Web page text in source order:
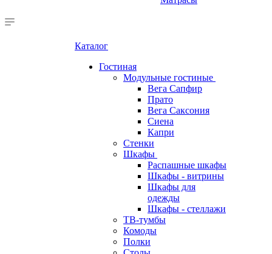
Каталог
Гостиная
Модульные гостиные
Вега Сапфир
Прато
Вега Саксония
Сиена
Капри
Стенки
Шкафы
Распашные шкафы
Шкафы - витрины
Шкафы для
одежды
Шкафы - стеллажи
ТВ-тумбы
Комоды
Полки